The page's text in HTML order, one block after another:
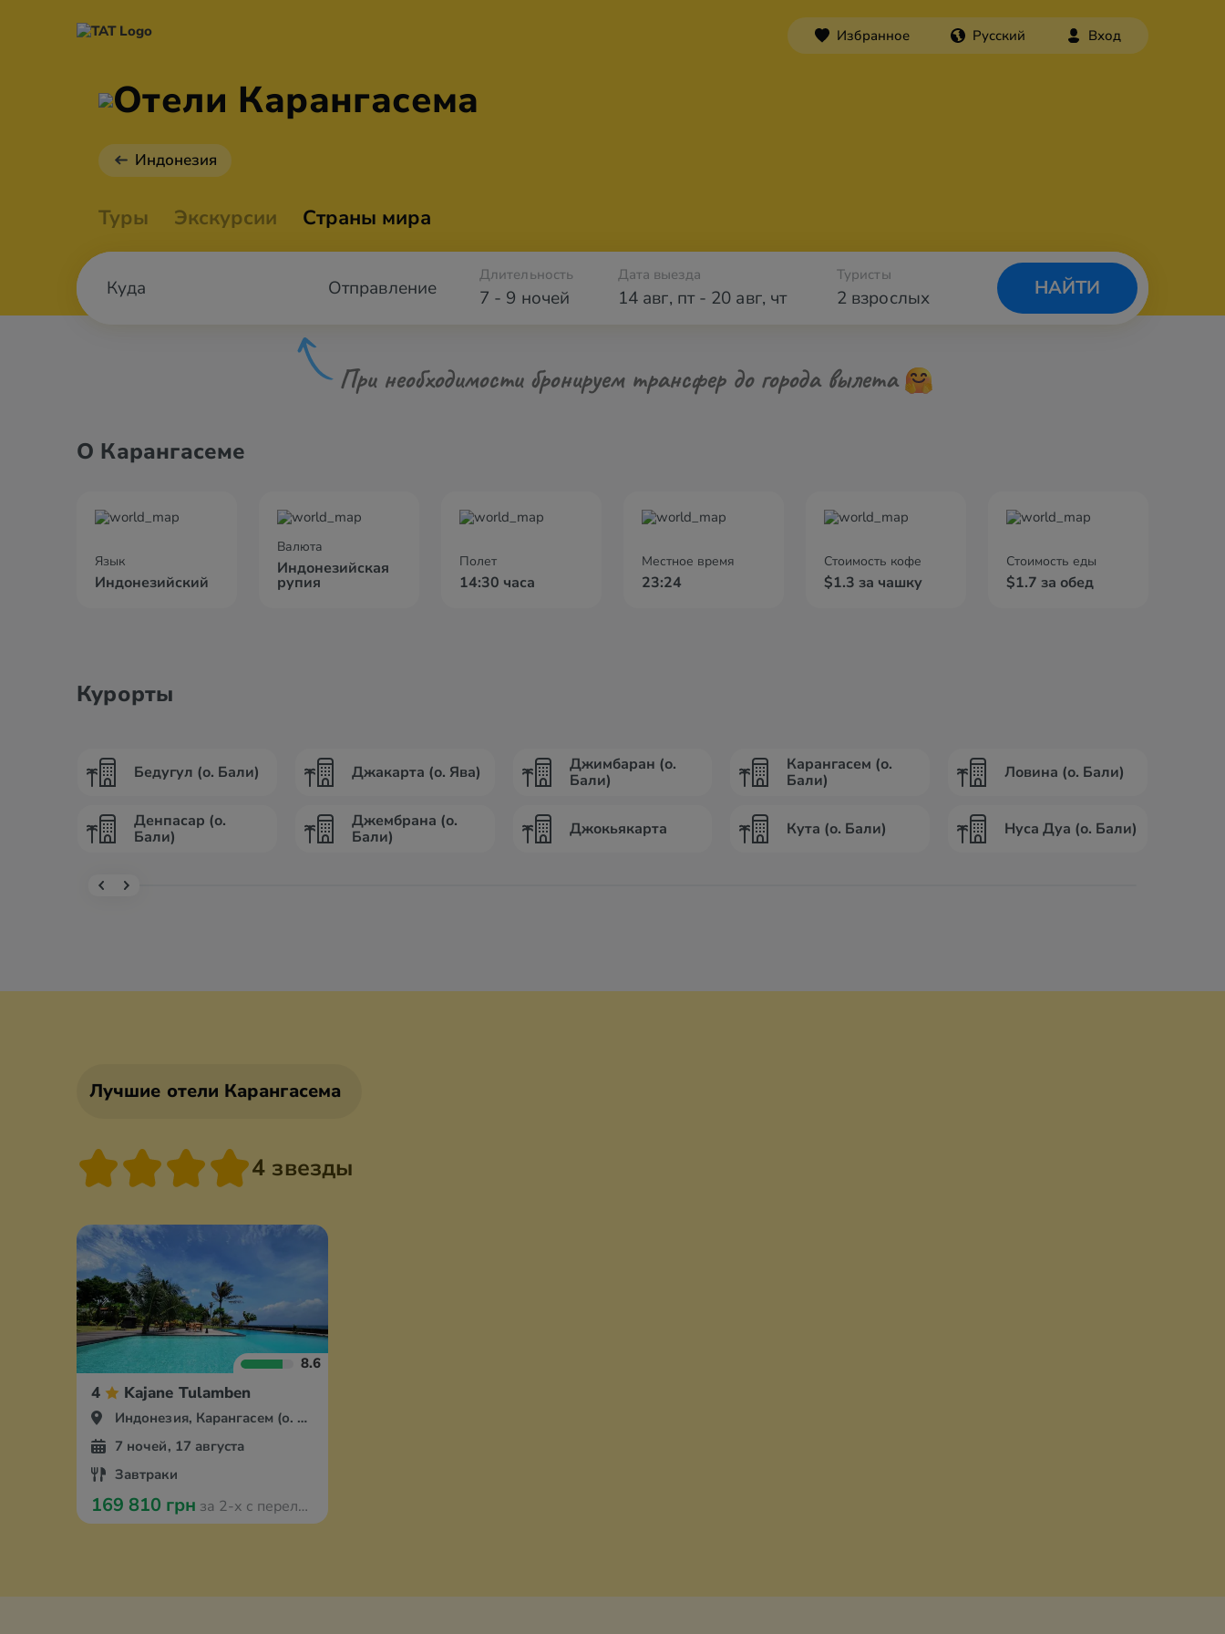
Избранное Русский Вход
Отели Карангасема
Индонезия
Туры Экскурсии Страны мира
Отправление 7 - 9 ночей
Длительность Дата выезда
14 авг, пт- 20 авг, чт 2 взрослых
Туристы
НАЙТИ
При необходимости бронируем трансфер до города вылета
О Карангасеме
Язык
Индонезийский
Валюта
Индонезийская
рупия
Полет
14:30 часа
Местное время
23:24
Стоимость кофе
$1.3 за чашку
Стоимость еды
$1.7 за обед
Курорты
Бедугул (о. Бали)
Денпасар (о.
Бали)
Джакарта (о. Ява)
Джембрана (о.
Бали)
Джимбаран (о.
Бали)
Джокьякарта
Карангасем (о.
Бали)
Кута (о. Бали)
Ловина (о. Бали)
Нуса Дуа (о. Бали)
Лучшие отели Карангасема
4 звезды
8.6
4 Kajane Tulamben
Индонезия, Карангасем (о. Бали)
7 ночей, 17 августа
Завтраки
169 810 грн за 2-х с перелётом